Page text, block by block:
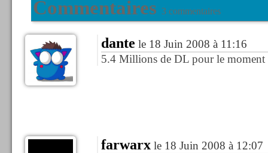
Commentaires 3 commentaires
dante le 18 Juin 2008 à 11:16
5.4 Millions de DL pour le moment
farwarxle 18 Juin 2008 à 12:07